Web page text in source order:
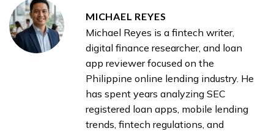
MICHAEL REYES
Michael Reyes is a fintech writer,
digital finance researcher, and loan
app reviewer focused on the
Philippine online lending industry. He
has spent years analyzing SEC
registered loan apps, mobile lending
trends, fintech regulations, and